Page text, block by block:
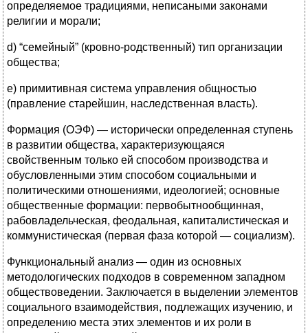
определяемое традициями, неписаными законами
религии и морали;
d) “семейный” (кровно-родственный) тип организации
общества;
e) примитивная система управления общностью
(правление старейшин, наследственная власть).
Формация (ОЭФ) — исторически определенная ступень
в развитии общества, характеризующаяся
свойственным только ей способом производства и
обусловленными этим способом социальными и
политическими отношениями, идеологией; основные
общественные формации: первобытнообщинная,
рабовладельческая, феодальная, капиталистическая и
коммунистическая (первая фаза которой — социализм).
Функциональный анализ — один из основных
методологических подходов в современном западном
обществоведении. Заключается в выделении элементов
социального взаимодействия, подлежащих изучению, и
определению места этих элементов и их роли в